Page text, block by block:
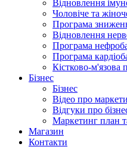
Відновлення
Чоловіче та
Програма
Відновлення
Програма
Програма
Кістково-м'язова
Бізнес
Бізнес
Відео про
Відгуки про
Маркетинг план
Магазин
Контакти